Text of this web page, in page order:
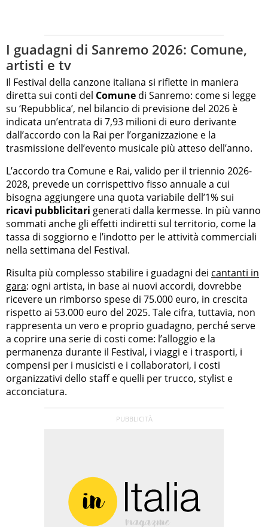
I guadagni di Sanremo 2026: Comune,
artisti e tv
Il Festival della canzone italiana si riflette in maniera
diretta sui conti del Comune di Sanremo: come si legge
su ‘Repubblica’, nel bilancio di previsione del 2026 è
indicata un’entrata di 7,93 milioni di euro derivante
dall’accordo con la Rai per l’organizzazione e la
trasmissione dell’evento musicale più atteso dell’anno.
L’accordo tra Comune e Rai, valido per il triennio 2026-
2028, prevede un corrispettivo fisso annuale a cui
bisogna aggiungere una quota variabile dell’1% sui
ricavi pubblicitari generati dalla kermesse. In più vanno
sommati anche gli effetti indiretti sul territorio, come la
tassa di soggiorno e l’indotto per le attività commerciali
nella settimana del Festival.
Risulta più complesso stabilire i guadagni dei cantanti in
gara: ogni artista, in base ai nuovi accordi, dovrebbe
ricevere un rimborso spese di 75.000 euro, in crescita
rispetto ai 53.000 euro del 2025. Tale cifra, tuttavia, non
rappresenta un vero e proprio guadagno, perché serve
a coprire una serie di costi come: l’alloggio e la
permanenza durante il Festival, i viaggi e i trasporti, i
compensi per i musicisti e i collaboratori, i costi
organizzativi dello staff e quelli per trucco, stylist e
acconciatura.